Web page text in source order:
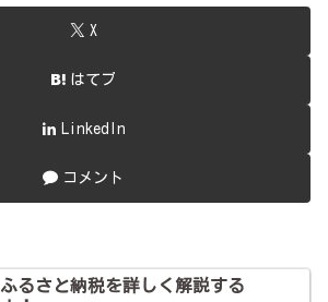
X
はてブ
LinkedIn
コメント
ふるさと納税を詳しく解説する